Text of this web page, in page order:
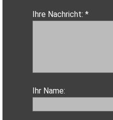
Ihre Nachricht: *
Ihr Name: